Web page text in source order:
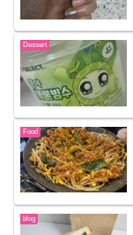
Dessert
Food
blog